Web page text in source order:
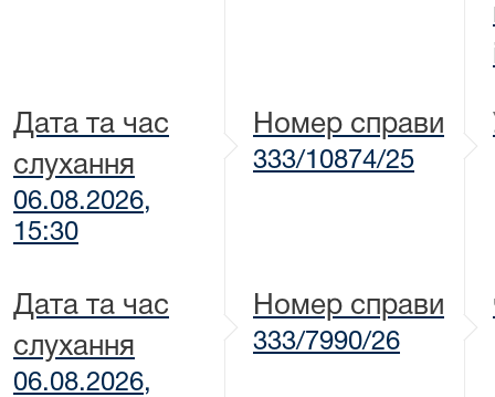
Дата та час
слухання
06.08.2026,
15:30
Номер справи
333/10874/25
Дата та час
слухання
06.08.2026,
Номер справи
333/7990/26